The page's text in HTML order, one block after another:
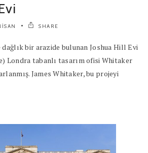
SHARE
bir arazide bulunan Joshua Hill Evi
Londra tabanlı tasarım ofisi Whitaker
James Whitaker, bu projeyi